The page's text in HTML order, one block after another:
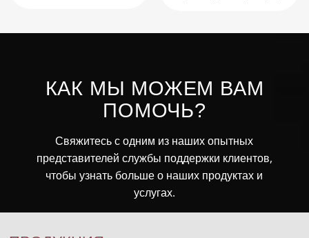
КАК МЫ МОЖЕМ ВАМ
ПОМОЧЬ?
Свяжитесь с одним из наших опытных
представителей службы поддержки клиентов,
чтобы узнать больше о наших продуктах и
услугах.